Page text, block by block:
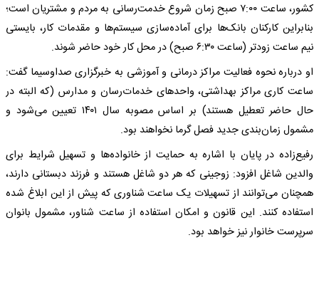
کشور، ساعت ۷:۰۰ صبح زمان شروع خدمت‌رسانی به مردم و مشتریان است؛
بنابراین کارکنان بانک‌ها برای آماده‌سازی سیستم‌ها و مقدمات کار، بایستی
نیم ساعت زودتر (ساعت ۶:۳۰ صبح) در محل کار خود حاضر شوند.
او درباره نحوه فعالیت مراکز درمانی و آموزشی به خبرگزاری صداوسیما گفت:
ساعت کاری مراکز بهداشتی، واحدهای خدمات‌رسان و مدارس (که البته در
حال حاضر تعطیل هستند) بر اساس مصوبه سال ۱۴۰۱ تعیین می‌شود و
مشمول زمان‌بندی جدید فصل گرما نخواهند بود.
رفیع‌زاده در پایان با اشاره به حمایت از خانواده‌ها و تسهیل شرایط برای
والدین شاغل افزود: زوجینی که هر دو شاغل هستند و فرزند دبستانی دارند،
همچنان می‌توانند از تسهیلات یک ساعت شناوری که پیش از این ابلاغ شده
استفاده کنند. این قانون و امکان استفاده از ساعت شناور، مشمول بانوان
سرپرست خانوار نیز خواهد بود.